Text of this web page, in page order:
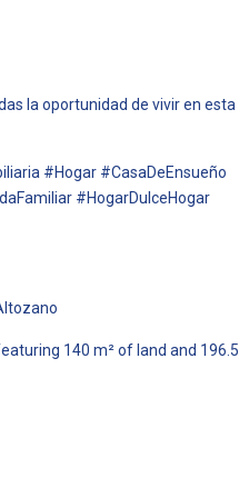
la oportunidad de vivir en esta
#Hogar #CasaDeEnsueño
#HogarDulceHogar
140 m² of land and 196.5